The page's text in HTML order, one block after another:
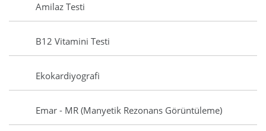
Amilaz Testi
B12 Vitamini Testi
Ekokardiyografi
Emar - MR (Manyetik Rezonans Görüntüleme)